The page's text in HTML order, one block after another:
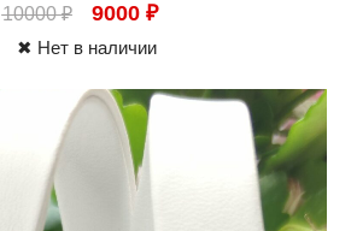
10000₽ 9000 ₽
✖ Нет в наличии